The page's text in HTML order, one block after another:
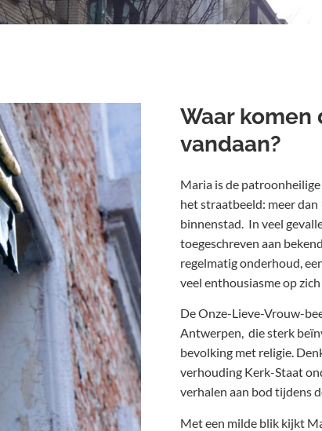
Waar komen
vandaan?
Maria is de
het straatbeeld: meer
binnenstad. In veel
toegeschreven aan
regelmatig onderhoud,
veel enthousiasme op
De Onze-Lieve-Vrouw-
Antwerpen, die sterk
bevolking met religie.
verhouding Kerk-Staat
verhalen aan bod tijdens
Met een milde blik kijkt